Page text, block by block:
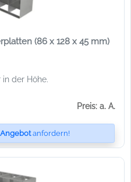
(86 x 128 x 45 mm)
in der Höhe.
Preis: a. A.
anfordern!